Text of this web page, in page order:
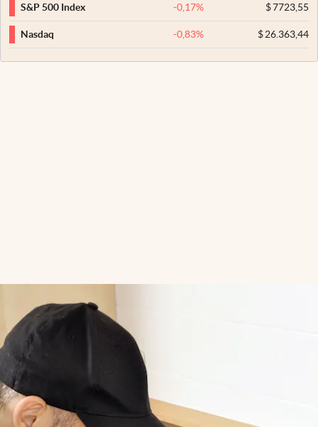
S&P 500 Index -0,17% $7723,55
Nasdaq -0,83% $26.363,44